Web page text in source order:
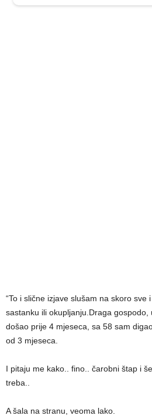
“To i slične izjave slušam na skoro sve
sastanku ili okupljanju.Draga gospodo,
došao prije 4 mjeseca, sa 58 sam
od 3 mjeseca.
I pitaju me kako.. fino.. čarobni štap i
treba..
A šala na stranu, veoma lako.